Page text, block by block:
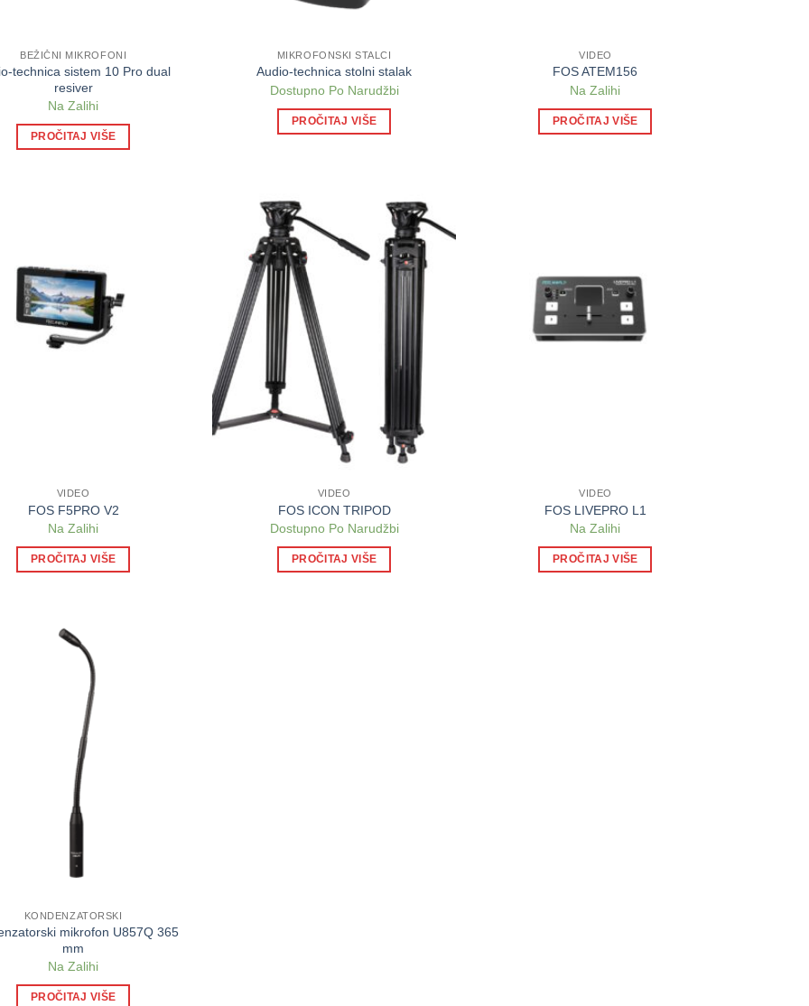
BEŽIČNI MIKROFONI
technica sistem 10 Pro dual
resiver
Na Zalihi
PROČITAJ VIŠE
MIKROFONSKI STALCI
Audio-technica stolni stalak
Dostupno Po Narudžbi
PROČITAJ VIŠE
VIDEO
FOS ATEM156
Na Zalihi
PROČITAJ VIŠE
VIDEO
FOS F5PRO V2
Na Zalihi
PROČITAJ VIŠE
VIDEO
FOS ICON TRIPOD
Dostupno Po Narudžbi
PROČITAJ VIŠE
VIDEO
FOS LIVEPRO L1
Na Zalihi
PROČITAJ VIŠE
KONDENZATORSKI
mikrofon U857Q 365
mm
Na Zalihi
PROČITAJ VIŠE